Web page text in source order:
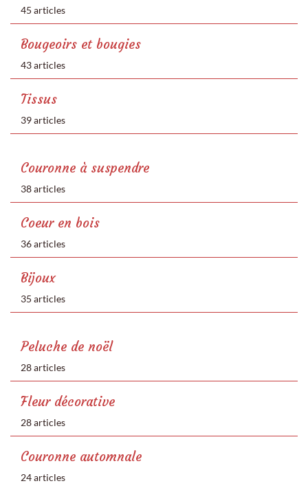
45 articles
Bougeoirs et bougies
43 articles
Tissus
39 articles
Couronne à suspendre
38 articles
Coeur en bois
36 articles
Bijoux
35 articles
Peluche de noël
28 articles
Fleur décorative
28 articles
Couronne automnale
24 articles